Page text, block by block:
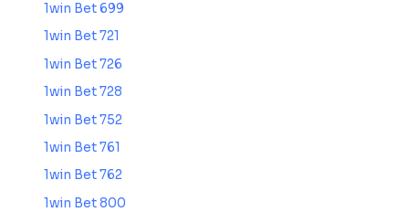
1win Bet 699
1win Bet 721
1win Bet 726
1win Bet 728
1win Bet 752
1win Bet 761
1win Bet 762
1win Bet 800